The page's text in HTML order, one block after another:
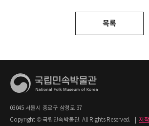
목록
03045 서울시 종로구 삼청로 37
Copyright © 국립민속박물관. All Rights Reserved.
저